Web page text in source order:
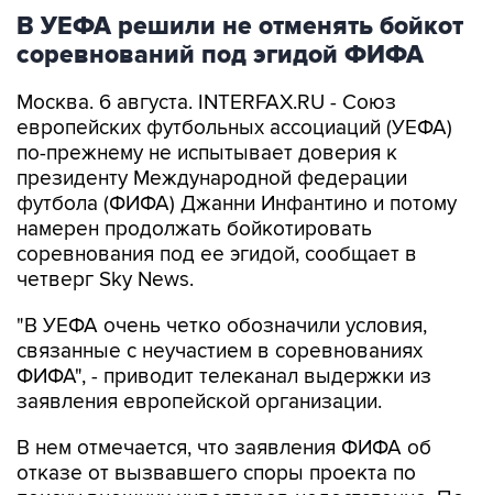
В УЕФА решили не отменять бойкот
соревнований под эгидой ФИФА
Москва. 6 августа. INTERFAX.RU - Союз
европейских футбольных ассоциаций (УЕФА)
по-прежнему не испытывает доверия к
президенту Международной федерации
футбола (ФИФА) Джанни Инфантино и потому
намерен продолжать бойкотировать
соревнования под ее эгидой, сообщает в
четверг Sky News.
"В УЕФА очень четко обозначили условия,
связанные с неучастием в соревнованиях
ФИФА", - приводит телеканал выдержки из
заявления европейской организации.
В нем отмечается, что заявления ФИФА об
отказе от вызвавшего споры проекта по